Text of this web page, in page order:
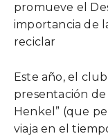
promueve el
importancia de
reciclar
Este año, el
presentación
Henkel” (que
viaja en el